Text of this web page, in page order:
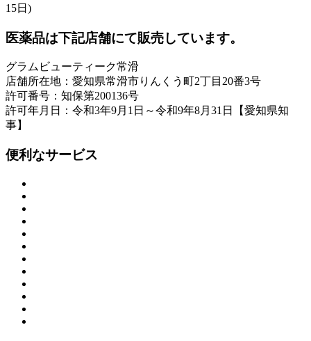
15日)
医薬品は下記店舗にて販売しています。
グラムビューティーク常滑
店舗所在地：愛知県常滑市りんくう町2丁目20番3号
許可番号：知保第200136号
許可年月日：令和3年9月1日～令和9年8月31日【愛知県知
事】
便利なサービス